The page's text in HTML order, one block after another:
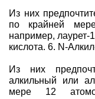
Из них
по крайней
например, лаурет-
кислота. 6. N-
Из них
алкильный или
мере 12